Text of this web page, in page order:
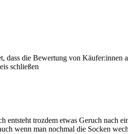
dass die Bewertung von Käufer:innen
schließen
entsteht trozdem etwas Geruch nach
wenn man nochmal die Socken